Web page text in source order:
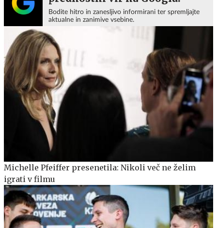
Bodite hitro in zanesljivo informirani ter spremljajte
aktualne in zanimive vsebine.
Michelle Pfeiffer presenetila: Nikoli več ne želim
igrati v filmu